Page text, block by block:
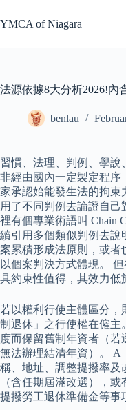
to
content
YMCA of Niagara
法源依據8大分析2026!內
benlau
習慣、法理、判例、學說
非經由國內一定製定程序
家承認始能發生法的拘束
用了不同判例去論證自
裡有個專業術語叫 Chain
續引用多個類似判例去說
案累積形成法原則，或者
以個案判決方式體現。
具約束性值得，其效力低
若以權利行使主體區分，
制退休」之行使權在僱主
度而保留舊制年資者（
無法辦理結清年資）。 A
稱、地址、調整提撥率及
（含任期屆滿改選），
提撥勞工退休準備金等事